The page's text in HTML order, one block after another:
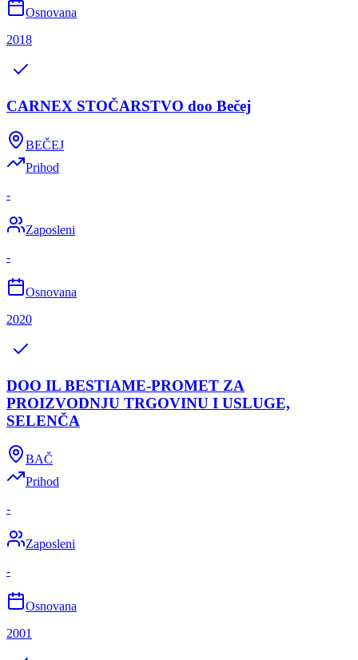
Osnovana
2018
CARNEX STOČARSTVO doo Bečej
BEČEJ
Prihod
-
Zaposleni
-
Osnovana
2020
DOO IL BESTIAME-PROMET ZA
PROIZVODNJU TRGOVINU I USLUGE,
SELENČA
BAČ
Prihod
-
Zaposleni
-
Osnovana
2001